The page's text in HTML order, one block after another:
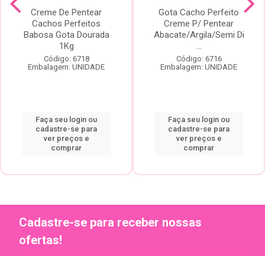
Creme De Pentear
Cachos Perfeitos
Babosa Gota Dourada
1Kg
Código: 6718
Embalagem: UNIDADE
Faça seu login ou
cadastre-se para
ver preços e
comprar
Gota Cacho Perfeito
Creme P/ Pentear
Abacate/Argila/Semi Di
...
Código: 6716
Embalagem: UNIDADE
Faça seu login ou
cadastre-se para
ver preços e
comprar
Cadastre-se para receber nossas
ofertas!